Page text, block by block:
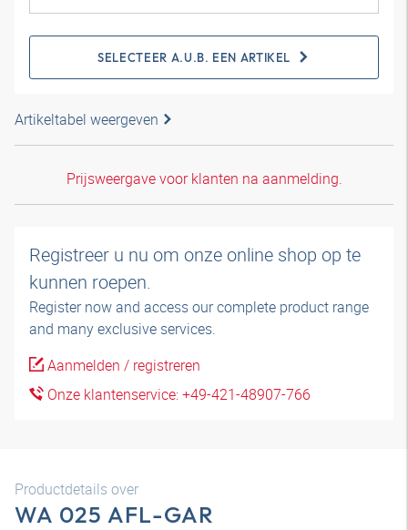
SELECTEER A.U.B. EEN ARTIKEL
Artikeltabel weergeven
Prijsweergave voor klanten na aanmelding.
Registreer u nu om onze online shop op te
kunnen roepen.
Register now and access our complete product range
and many exclusive services.
Aanmelden / registreren
Onze klantenservice: +49-421-48907-766
Productdetails over
WA 025 AFL-GAR